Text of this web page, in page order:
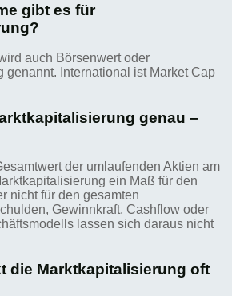
gibt es für
auch Börsenwert oder
genannt. International ist Market Cap
genau –
der umlaufenden Aktien am
ein Maß für den
nicht für den gesamten
Gewinnkraft, Cashflow oder
lassen sich daraus nicht
die Marktkapitalisierung oft